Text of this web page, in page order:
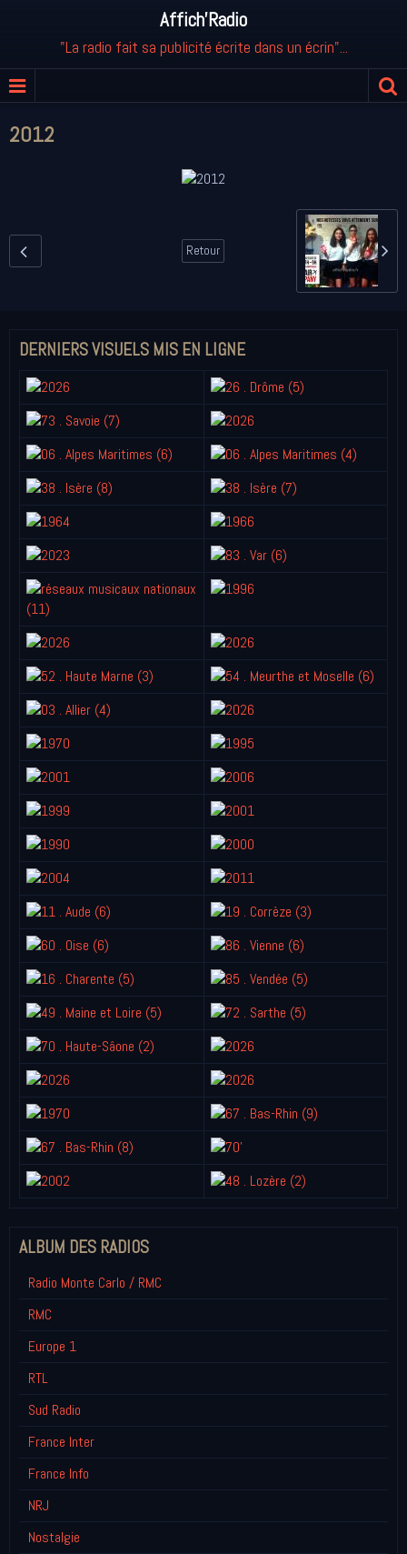
Affich'Radio
"La radio fait sa publicité écrite dans un écrin"...
2012
Retour
DERNIERS VISUELS MIS EN LIGNE
ALBUM DES RADIOS
Radio Monte Carlo / RMC
RMC
Europe 1
RTL
Sud Radio
France Inter
France Info
NRJ
Nostalgie